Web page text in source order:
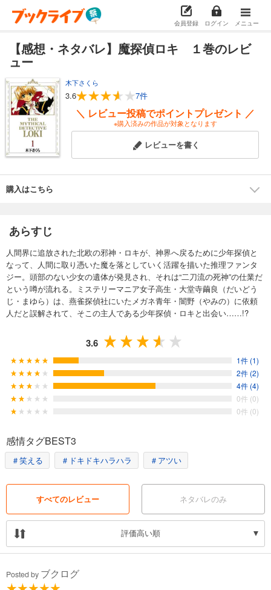
会員登録 ログイン メニュー
【感想・ネタバレ】魔探偵ロキ １巻のレビ
ュー
木下さくら
3.6 7件
＼ レビュー投稿でポイントプレゼント ／
※購入済みの作品が対象となります
レビューを書く
購入はこちら
あらすじ
人間界に追放された北欧の邪神・ロキが、神界へ戻るために少年探偵と
なって、人間に取り憑いた魔を落としていく活躍を描いた推理ファンタ
ジー。頭部のない少女の遺体が発見され、それは“二刀流の死神”の仕業だ
という噂が流れる。ミステリーマニア女子高生・大堂寺繭良（だいどう
じ・まゆら）は、燕雀探偵社にいたメガネ青年・闇野（やみの）に依頼
人だと誤解されて、そこの主人である少年探偵・ロキと出会い……!?
3.6
1件 (1)
2件 (2)
4件 (4)
0件 (0)
0件 (0)
感情タグBEST3
＃笑える ＃ドキドキハラハラ ＃アツい
すべてのレビュー ネタバレのみ
評価高い順
Posted by ブクログ